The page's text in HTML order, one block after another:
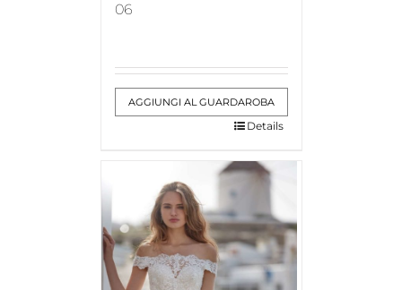
06
AGGIUNGI AL GUARDAROBA
Details